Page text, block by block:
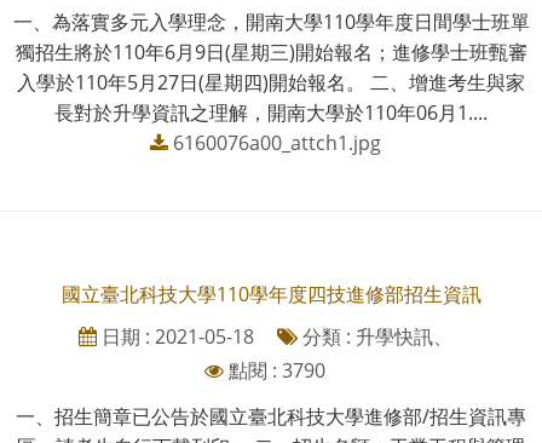
一、為落實多元入學理念，開南大學110學年度日間學士班單
獨招生將於110年6月9日(星期三)開始報名；進修學士班甄審
入學於110年5月27日(星期四)開始報名。 二、增進考生與家
長對於升學資訊之理解，開南大學於110年06月1....
6160076a00_attch1.jpg
國立臺北科技大學110學年度四技進修部招生資訊
日期 : 2021-05-18
分類 : 升學快訊、
點閱 : 3790
一、招生簡章已公告於國立臺北科技大學進修部/招生資訊專